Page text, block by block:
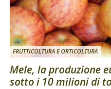
FRUTTICOLTURA E ORTICOLTURA
Mele, la produzione
sotto i 10 milioni di